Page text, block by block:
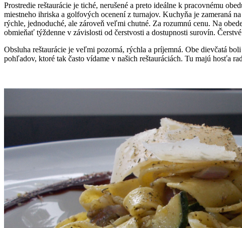
Prostredie reštaurácie je tiché, nerušené a preto ideálne k pracovnému
miestneho ihriska a golfových ocenení z turnajov. Kuchyňa je zameraná
rýchle, jednoduché, ale zároveň veľmi chutné. Za rozumnú cenu. Na
obmieňať týždenne v závislosti od čerstvosti a dostupnosti surovín.
Obsluha reštaurácie je veľmi pozorná, rýchla a príjemná. Obe dievčatá
pohľadov, ktoré tak často vídame v našich reštauráciách. Tu majú hosťa